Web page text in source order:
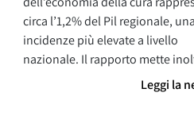
circa l’1,2% del Pil regionale,
incidenze più elevate a livello
nazionale. Il rapporto mette
Leggi la